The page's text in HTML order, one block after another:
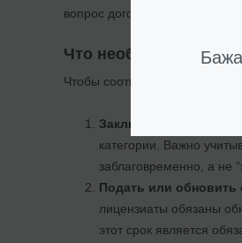
вопрос договора на
Что необходимо
Чтобы соответствовать
Заключить договор
с
категории. Важно
заблаговременно, а не
Подать или
лицензиаты обязаны
этот срок является